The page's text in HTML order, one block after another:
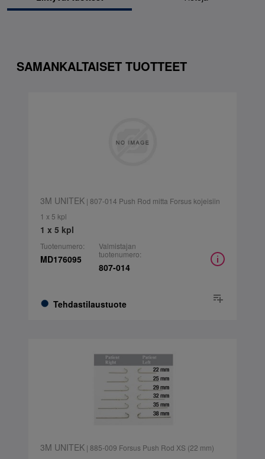
SAMANKALTAISET TUOTTEET
3M UNITEK| 807-014 Push Rod mitta Forsus kojeisiin
1 x 5 kpl
1 x 5 kpl
Tuotenumero:
MD176095
Tehdastilaustuote
Valmistajan
tuotenumero:
807-014
3M UNITEK| 885-009 Forsus Push Rod XS (22 mm)